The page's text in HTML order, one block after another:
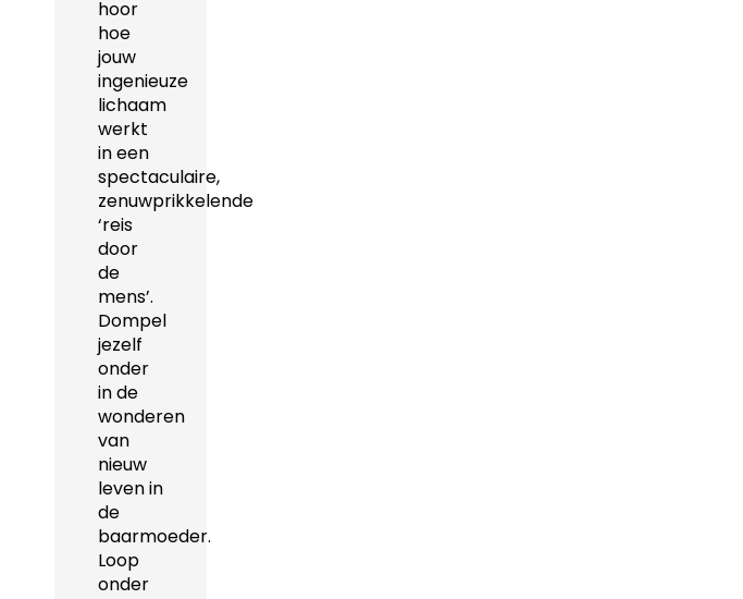
hoor
hoe
jouw
ingenieuze
lichaam
werkt
in een
spectaculaire,
zenuwprikkelende
‘reis
door
de
mens’.
Dompel
jezelf
onder
in de
wonderen
van
nieuw
leven in
de
baarmoeder.
Loop
onder